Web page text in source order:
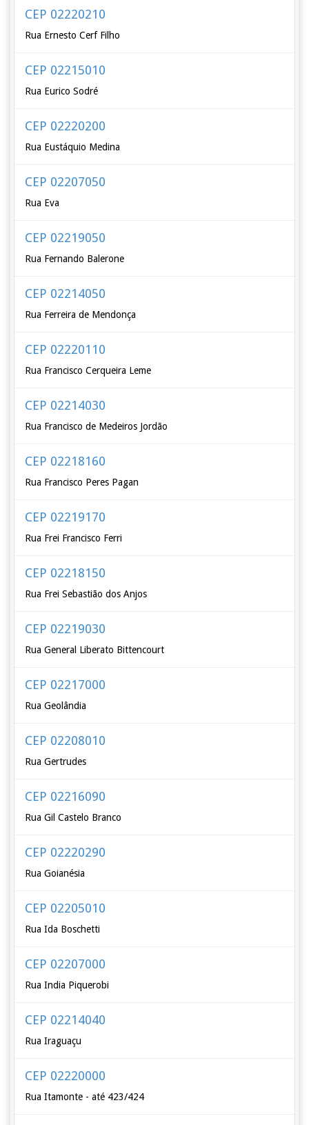
CEP 02220210
Rua Ernesto Cerf Filho
CEP 02215010
Rua Eurico Sodré
CEP 02220200
Rua Eustáquio Medina
CEP 02207050
Rua Eva
CEP 02219050
Rua Fernando Balerone
CEP 02214050
Rua Ferreira de Mendonça
CEP 02220110
Rua Francisco Cerqueira Leme
CEP 02214030
Rua Francisco de Medeiros Jordão
CEP 02218160
Rua Francisco Peres Pagan
CEP 02219170
Rua Frei Francisco Ferri
CEP 02218150
Rua Frei Sebastião dos Anjos
CEP 02219030
Rua General Liberato Bittencourt
CEP 02217000
Rua Geolândia
CEP 02208010
Rua Gertrudes
CEP 02216090
Rua Gil Castelo Branco
CEP 02220290
Rua Goianésia
CEP 02205010
Rua Ida Boschetti
CEP 02207000
Rua India Piquerobi
CEP 02214040
Rua Iraguaçu
CEP 02220000
Rua Itamonte - até 423/424